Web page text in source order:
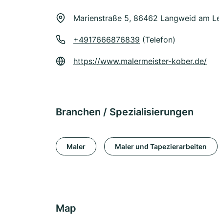
Marienstraße 5, 86462 Langweid am
+4917666876839 (Telefon)
https://www.malermeister-kober.de/
Branchen / Spezialisierungen
Maler Maler und Tapezierarbeiten
Map